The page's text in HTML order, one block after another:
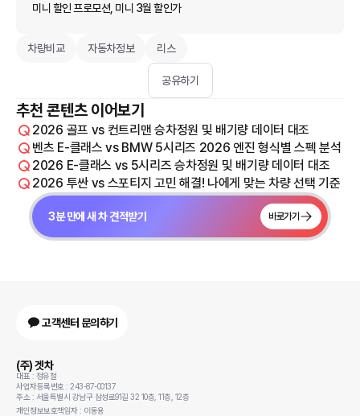
미니 할인 프로모션, 미니 3월 할인가
차량비교 자동차정보 리스
공유하기
추천 콘텐츠 이어보기
2026 골프 vs 컨트리맨 승차정원 및 배기량 데이터 대조
벤츠 E-클래스 vs BMW 5시리즈 2026 엔진 형식별 스펙 분석
2026 E-클래스 vs 5시리즈 승차정원 및 배기량 데이터 대조
2026 투싼 vs 스포티지 고민 해결! 나에게 맞는 차량 선택 기준
3분 만에 새 차 견적받기 바로가기
고객센터 문의하기
(주) 겟차
대표 : 정유철
사업자등록번호 : 243-87-00137
주소 : 서울특별시 강남구 삼성로91길 32 10층, 11층, 12층
개인정보보호책임자 : 이동용